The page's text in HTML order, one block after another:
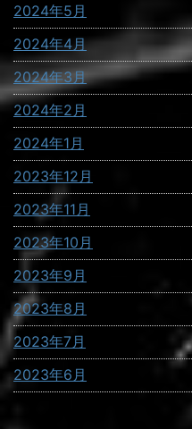
2024年5月
2024年4月
2024年3月
2024年2月
2024年1月
2023年12月
2023年11月
2023年10月
2023年9月
2023年8月
2023年7月
2023年6月